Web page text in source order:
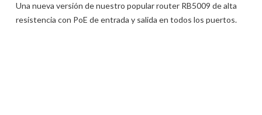
Una nueva versión de nuestro popular router RB5009 de alta
resistencia con PoE de entrada y salida en todos los puertos.